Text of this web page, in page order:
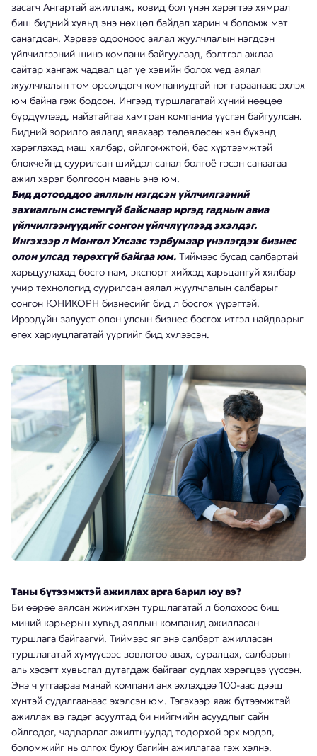
засагч Ангартай ажиллаж, ковид бол үнэн хэрэгтээ хямрал
биш бидний хувьд энэ нөхцөл байдал харин ч боломж мэт
санагдсан. Хэрвээ одооноос аялал жуулчлалын нэгдсэн
үйлчилгээний шинэ компани байгуулаад, бэлтгэл ажлаа
сайтар хангаж чадвал цаг үе хэвийн болох үед аялал
жуулчлалын том өрсөлдөгч компаниудтай нэг гараанаас эхлэх
юм байна гэж бодсон. Ингээд туршлагатай хүний нөөцөө
бүрдүүлээд, найзтайгаа хамтран компаниа үүсгэн байгуулсан.
Бидний зорилго аялалд явахаар төлөвлөсөн хэн бүхэнд
хэрэглэхэд маш хялбар, ойлгомжтой, бас хүртээмжтэй
блокчейнд суурилсан шийдэл санал болгоё гэсэн санаагаа
ажил хэрэг болгосон маань энэ юм.
Бид дотооддоо аяллын нэгдсэн үйлчилгээний
захиалгын системгүй байснаар иргэд гаднын авиа
үйлчилгээнүүдийг сонгон үйлчлүүлээд эхэлдэг.
Ингэхээр л Монгол Улсаас тэрбумаар үнэлэгдэх бизнес
олон улсад төрөхгүй байгаа юм. Тиймээс бусад салбартай
харьцуулахад босго нам, экспорт хийхэд харьцангуй хялбар
учир технологид суурилсан аялал жуулчлалын салбарыг
сонгон ЮНИКОРН бизнесийг бид л босгох үүрэгтэй.
Ирээдүйн залууст олон улсын бизнес босгох итгэл найдварыг
өгөх хариуцлагатай үүргийг бид хүлээсэн.
Таны бүтээмжтэй ажиллах арга барил юу вэ?
Би өөрөө аялсан жижигхэн туршлагатай л болохоос биш
миний карьерын хувьд аяллын компанид ажилласан
туршлага байгаагүй. Тиймээс яг энэ салбарт ажилласан
туршлагатай хүмүүсээс зөвлөгөө авах, суралцах, салбарын
аль хэсэгт хувьсгал дутагдаж байгааг судлах хэрэгцээ үүссэн.
Энэ ч утгаараа манай компани анх эхлэхдээ 100-аас дээш
хүнтэй судалгаанаас эхэлсэн юм. Тэгэхээр яаж бүтээмжтэй
ажиллах вэ гэдэг асуултад би нийгмийн асуудлыг сайн
ойлгодог, чадварлаг ажилтнуудад тодорхой эрх мэдэл,
боломжийг нь олгох буюу багийн ажиллагаа гэж хэлнэ.